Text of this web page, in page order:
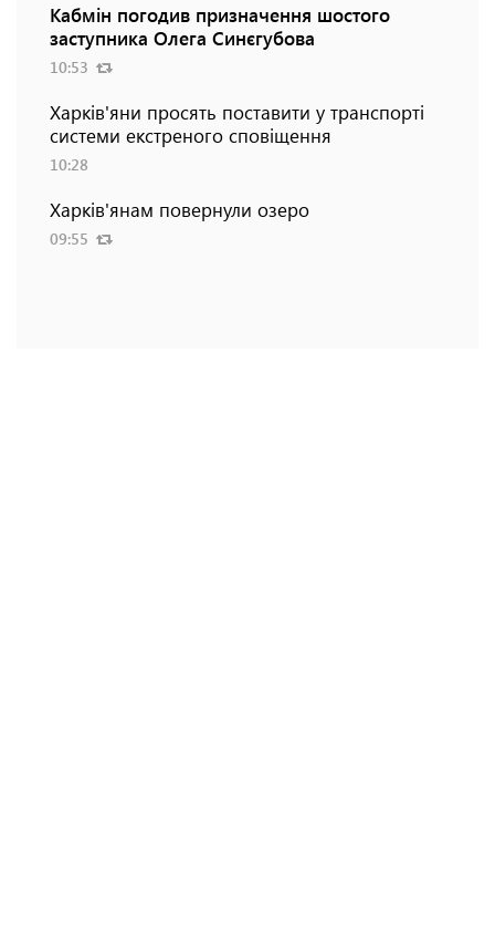
Кабмін погодив призначення шостого
заступника Олега Синєгубова
10:53
Харків'яни просять поставити у транспорті
системи екстреного сповіщення
10:28
Харків'янам повернули озеро
09:55